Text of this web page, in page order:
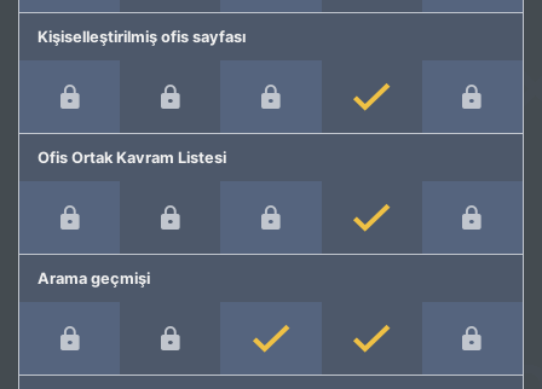
Kişiselleştirilmiş ofis sayfası
Ofis Ortak Kavram Listesi
Arama geçmişi